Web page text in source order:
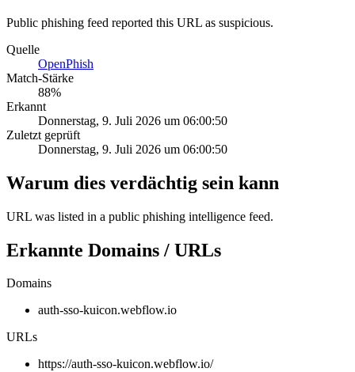
Public phishing feed reported this URL as suspicious.
Quelle
OpenPhish
Match-Stärke
88%
Erkannt
Donnerstag, 9. Juli 2026 um 06:00:50
Zuletzt geprüft
Donnerstag, 9. Juli 2026 um 06:00:50
Warum dies verdächtig sein kann
URL was listed in a public phishing intelligence feed.
Erkannte Domains / URLs
Domains
auth-sso-kuicon.webflow.io
URLs
https://auth-sso-kuicon.webflow.io/